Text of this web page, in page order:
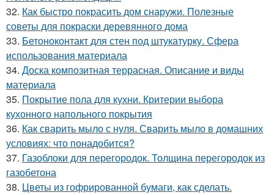
32. Как быстро покрасить дом снаружи. Полезные
советы для покраски деревянного дома
33. Бетоноконтакт для стен под штукатурку. Сфера
использования материала
34. Доска композитная террасная. Описание и виды
материала
35. Покрытие пола для кухни. Критерии выбора
кухонного напольного покрытия
36. Как сварить мыло с нуля. Сварить мыло в домашних
условиях: что понадобится?
37. Газоблоки для перегородок. Толщина перегородок из
газобетона
38. Цветы из гофрированной бумаги, как сделать.